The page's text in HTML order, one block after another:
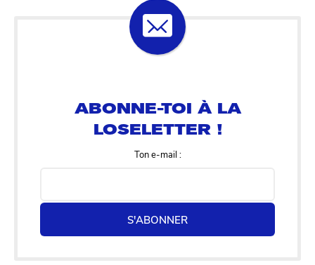
Ton e-mail :
S'ABONNER